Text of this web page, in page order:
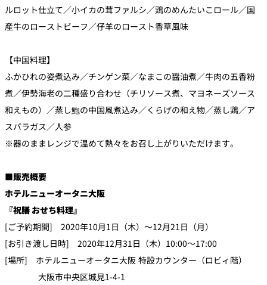
ルロット仕立て／小イカの茸ファルシ／鶏のめんたいこロール／国
産牛のローストビーフ／仔羊のロースト香草風味
【中国料理】
ふかひれの姿煮込み／チンゲン菜／なまこの醤油煮／牛肉の五香粉
煮／伊勢海老の二種盛り合わせ（チリソース煮、マヨネーズソース
和えもの）／蒸し鮑の中国風煮込み／くらげの和え物／蒸し鶏／ア
スパラガス／人参
※器のままレンジで温めて熱々をお召し上がりいただけます。
■販売概要
ホテルニューオータニ大阪
『祝膳 おせち料理』
[ご予約期間] 2020年10月1日（木）～12月21日（月）
[お引き渡し日時] 2020年12月31日（木）10:00～17:00
[場所] ホテルニューオータニ大阪 特設カウンター（ロビィ階）
大阪市中央区城見1-4-1